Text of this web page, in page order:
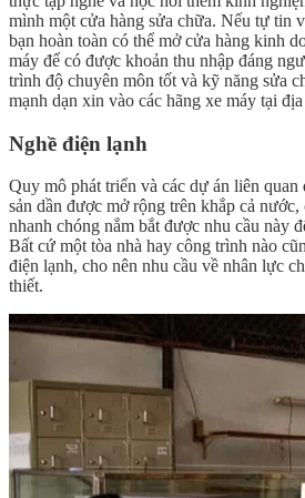
mình một cửa hàng sửa chữa. Nếu tự tin
bạn hoàn toàn có thể mở cửa hàng kinh
máy để có được khoản thu nhập đáng
trình độ chuyên môn tốt và kỹ năng sửa
mạnh dạn xin vào các hãng xe máy tại
Nghề điện lạnh
Quy mô phát triển và các dự án liên quan
sản dần được mở rộng trên khắp cả
nhanh chóng nắm bắt được nhu cầu này
Bất cứ một tòa nhà hay công trình nào
điện lạnh, cho nên nhu cầu về nhân lực
thiết.